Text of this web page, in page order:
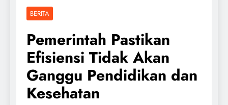
BERITA
Pemerintah Pastikan
Efisiensi Tidak Akan
Ganggu Pendidikan dan
Kesehatan